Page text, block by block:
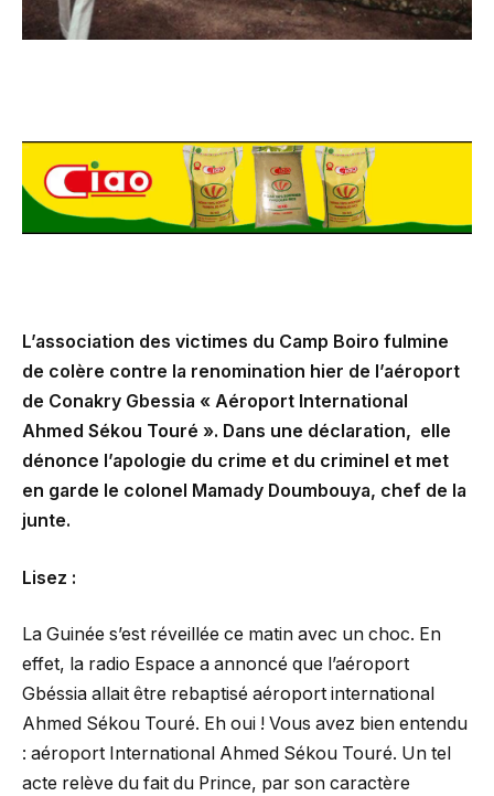
L’association des victimes du Camp Boiro fulmine
de colère contre la renomination hier de l’aéroport
de Conakry Gbessia « Aéroport International
Ahmed Sékou Touré ». Dans une déclaration, elle
dénonce l’apologie du crime et du criminel et met
en garde le colonel Mamady Doumbouya, chef de la
junte.
Lisez :
La Guinée s’est réveillée ce matin avec un choc. En
effet, la radio Espace a annoncé que l’aéroport
Gbéssia allait être rebaptisé aéroport international
Ahmed Sékou Touré. Eh oui ! Vous avez bien entendu
: aéroport International Ahmed Sékou Touré. Un tel
acte relève du fait du Prince, par son caractère